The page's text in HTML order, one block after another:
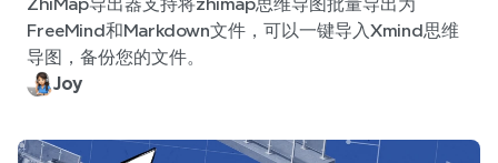
FreeMind和Markdown文件，可以一键导入Xmind思维
导图，备份您的文件。
Joy